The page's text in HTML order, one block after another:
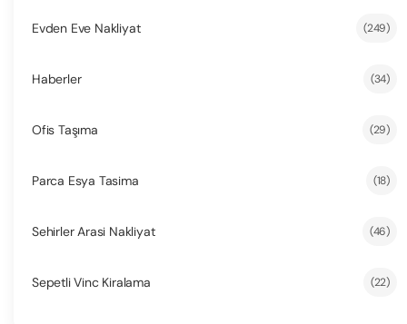
Evden Eve Nakliyat (249)
Haberler (34)
Ofis Taşıma (29)
Parca Esya Tasima (18)
Sehirler Arasi Nakliyat (46)
Sepetli Vinc Kiralama (22)